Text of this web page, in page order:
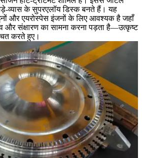
व्यास के सुपरएलॉय डिस्क बनते हैं। यह
और एयरोस्पेस इंजनों के लिए आवश्यक है जहाँ
और संक्षारण का सामना करना पड़ता है—उत्कृष्ट
करते हुए।